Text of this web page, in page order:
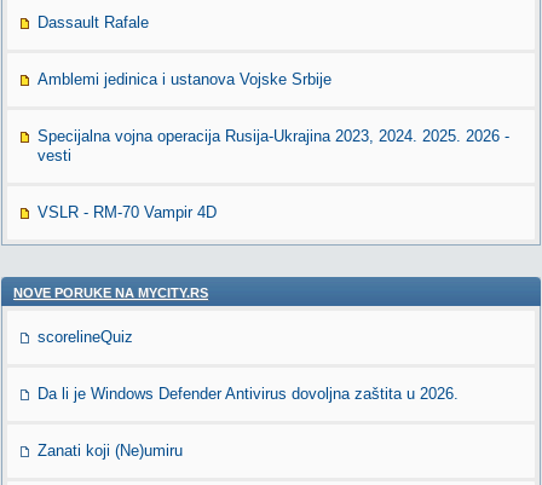
Dassault Rafale
Amblemi jedinica i ustanova Vojske Srbije
Specijalna vojna operacija Rusija-Ukrajina 2023, 2024. 2025. 2026 -
vesti
VSLR - RM-70 Vampir 4D
NOVE PORUKE NA MYCITY.RS
scorelineQuiz
Da li je Windows Defender Antivirus dovoljna zaštita u 2026.
Zanati koji (Ne)umiru